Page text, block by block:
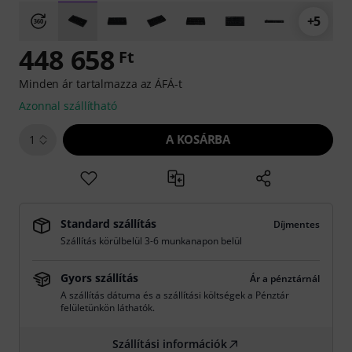
+5
448 658 Ft
Minden ár tartalmazza az ÁFÁ-t
Azonnal szállítható
1 A KOSÁRBA
Standard szállítás
Díjmentes
Szállítás körülbelül 3-6 munkanapon belül
Gyors szállítás
Ár a pénztárnál
A szállítás dátuma és a szállítási költségek a Pénztár
felületünkön láthatók.
Szállítási információk